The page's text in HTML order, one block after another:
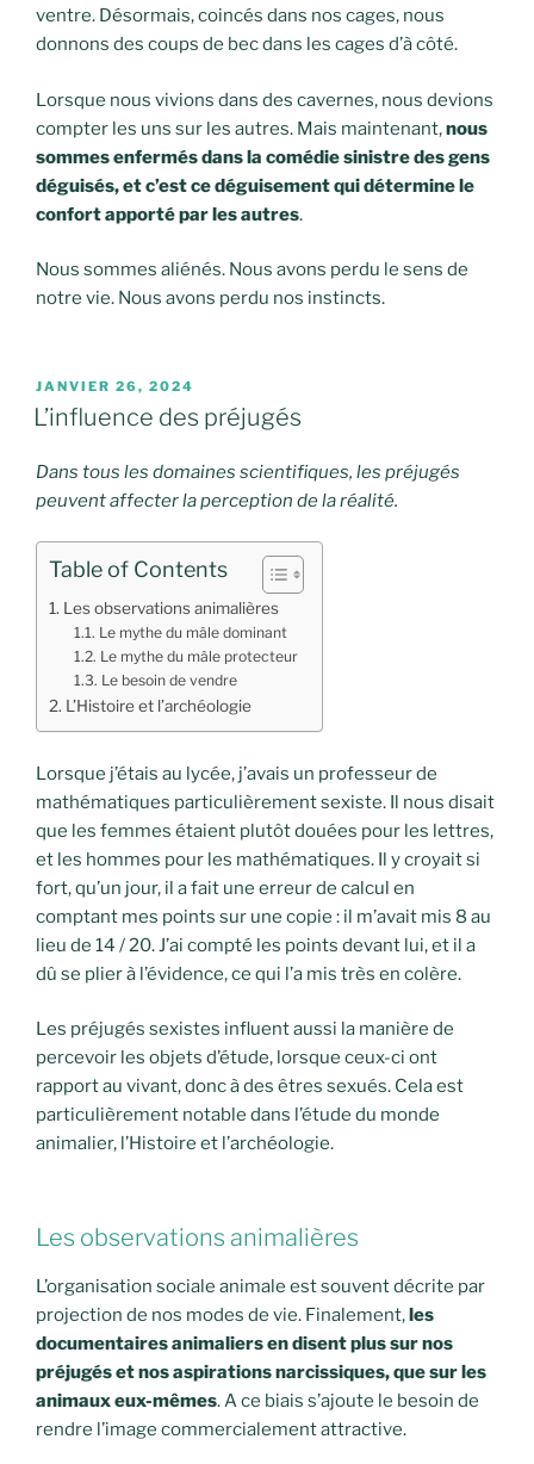
ventre. Désormais, coincés dans nos cages, nous
donnons des coups de bec dans les cages d’à côté.
Lorsque nous vivions dans des cavernes, nous devions
compter les uns sur les autres. Mais maintenant,nous
sommes enfermés dans la comédie sinistre des gens
déguisés, et c’est ce déguisement qui détermine le
confort apporté par les autres.
Nous sommes aliénés. Nous avons perdu le sens de
notre vie. Nous avons perdu nos instincts.
PUBLIÉ
LE
JANVIER 26, 2024
L’influence des préjugés
Dans tous les domaines scientifiques, les préjugés
peuvent affecter la perception de la réalité.
Table of Contents
Les observations animalières
Le mythe du mâle dominant
Le mythe du mâle protecteur
Le besoin de vendre
L’Histoire et l’archéologie
Lorsque j’étais au lycée, j’avais un professeur de
mathématiques particulièrement sexiste. Il nous disait
que les femmes étaient plutôt douées pour les lettres,
et les hommes pour les mathématiques. Il y croyait si
fort, qu’un jour, il a fait une erreur de calcul en
comptant mes points sur une copie : il m’avait mis 8 au
lieu de 14 / 20. J’ai compté les points devant lui, et il a
dû se plier à l’évidence, ce qui l’a mis très en colère.
Les préjugés sexistes influent aussi la manière de
percevoir les objets d’étude, lorsque ceux-ci ont
rapport au vivant, donc à des êtres sexués. Cela est
particulièrement notable dans l’étude du monde
animalier, l’Histoire et l’archéologie.
Les observations animalières
L’organisation sociale animale est souvent décrite par
projection de nos modes de vie. Finalement,les
documentaires animaliers en disent plus sur nos
préjugés et nos aspirations narcissiques, que sur les
animaux eux-mêmes. A ce biais s’ajoute le besoin de
rendre l’image commercialement attractive.